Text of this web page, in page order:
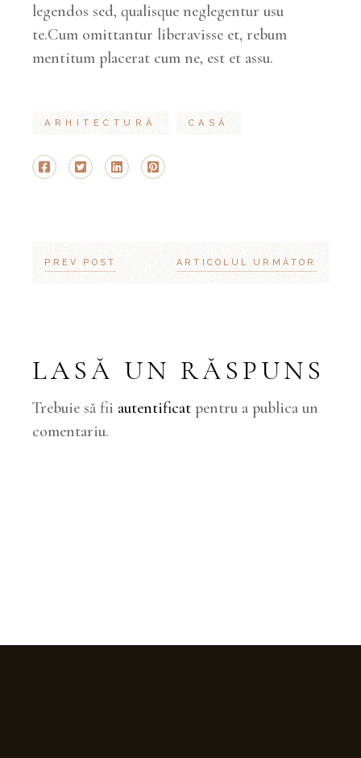
legendos sed, qualisque neglegentur usu
te.Cum omittantur liberavisse et, rebum
mentitum placerat cum ne, est et assu.
ARHITECTURĂ CASĂ
PREV POST ARTICOLUL URMĂTOR
LASĂ UN RĂSPUNS
Trebuie să fii autentificat pentru a publica un
comentariu.